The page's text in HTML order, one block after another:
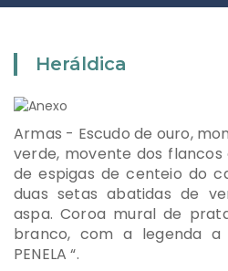
Heráldica
Armas - Escudo de ouro,
verde, movente dos
de espigas de centeio do
duas setas abatidas de
aspa. Coroa mural de
branco, com a legenda a
PENELA “.